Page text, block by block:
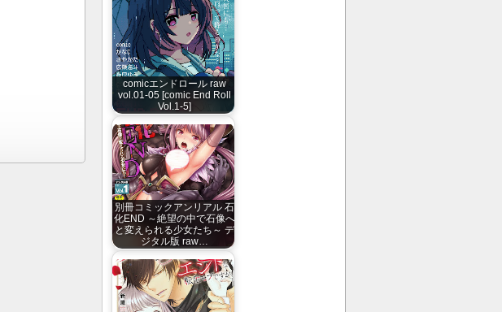
comicエンドロール raw
vol.01-05 [comic End Roll
Vol.1-5]
別冊コミックアンリアル 石
化END ～絶望の中で石像へ
と変えられる少女たち～ デ
ジタル版 raw…